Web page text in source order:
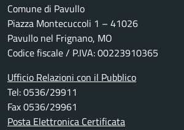
Comune di Pavullo
Piazza Montecuccoli 1 – 41026
Pavullo nel Frignano, MO
Codice fiscale / P.IVA: 00223910365
Ufficio Relazioni con il Pubblico
Tel: 0536/29911
Fax 0536/29961
Posta Elettronica Certificata